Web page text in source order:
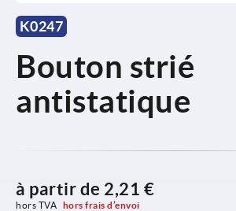
K0247
Bouton strié
antistatique
à partir de 2,21 €
hors TVA hors frais d’envoi